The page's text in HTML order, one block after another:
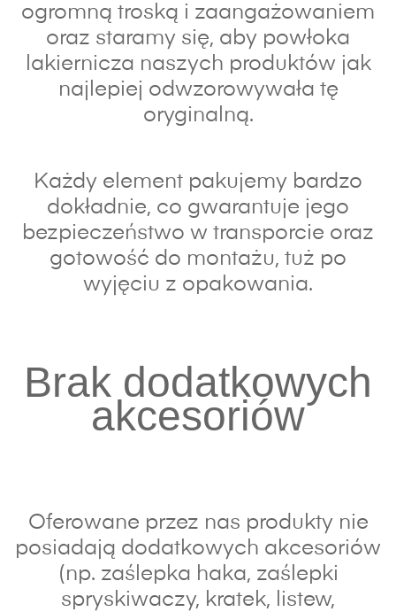
ogromną troską i zaangażowaniem
oraz staramy się, aby powłoka
lakiernicza naszych produktów jak
najlepiej odwzorowywała tę
oryginalną.
Każdy element pakujemy bardzo
dokładnie, co gwarantuje jego
bezpieczeństwo w transporcie oraz
gotowość do montażu, tuż po
wyjęciu z opakowania.
Brak dodatkowych
akcesoriów
Oferowane przez nas produkty nie
posiadają dodatkowych akcesoriów
(np. zaślepka haka, zaślepki
spryskiwaczy, kratek, listew,